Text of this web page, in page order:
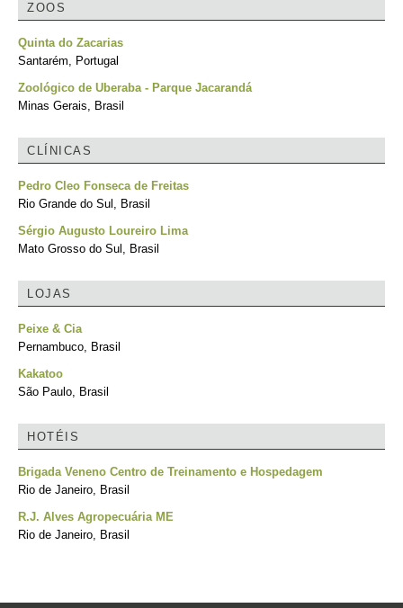
ZOOS
Quinta do Zacarias
Santarém, Portugal
Zoológico de Uberaba - Parque Jacarandá
Minas Gerais, Brasil
CLÍNICAS
Pedro Cleo Fonseca de Freitas
Rio Grande do Sul, Brasil
Sérgio Augusto Loureiro Lima
Mato Grosso do Sul, Brasil
LOJAS
Peixe & Cia
Pernambuco, Brasil
Kakatoo
São Paulo, Brasil
HOTÉIS
Brigada Veneno Centro de Treinamento e Hospedagem
Rio de Janeiro, Brasil
R.J. Alves Agropecuária ME
Rio de Janeiro, Brasil